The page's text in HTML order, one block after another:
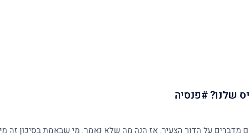
שלנו? #פנסיה
על הדור הצעיר. אז הנה מה שלא נאמר: מי שבאמת בסיכון זה מי שנשארו לו